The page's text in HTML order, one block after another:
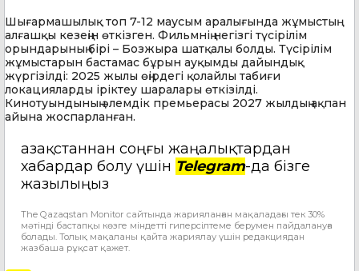
Шығармашылық топ 7-12 маусым аралығында жұмыстың
алғашқы кезеңін өткізген. Фильмнің негізгі түсірілім
орындарының бірі – Бозжыра шатқалы болды. Түсірілім
жұмыстарын бастамас бұрын ауқымды дайындық
жүргізілді: 2025 жылы өңірдегі қолайлы табиғи
локацияларды іріктеу шаралары өткізілді.
Кинотуындының әлемдік премьерасы 2027 жылдың ақпан
айына жоспарланған.
Қазақстаннан соңғы жаңалықтардан
хабардар болу үшін Telegram-да бізге
жазылыңыз
The Qazaqstan Monitor сайтында жарияланған мақаладағы тек 30%
мәтінді бастапқы көзге міндетті гиперсілтеме берумен пайдалануға
болады. Толық мақаланы қайта жариялау үшін редакциядан
жазбаша рұқсат қажет.